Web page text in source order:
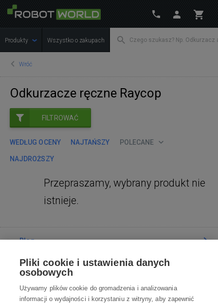
Produkty Wszystko o zakupach
Wróć
Odkurzacze ręczne Raycop
FILTROWAĆ
WEDŁUG OCENY NAJTAŃSZY POLECANE
NAJDROŻSZY
Przepraszamy, wybrany produkt nie
istnieje.
Blog
Poradnia
Wszystko o zakupach
Pliki cookie i ustawienia danych
osobowych
Używamy plików cookie do gromadzenia i analizowania
informacji o wydajności i korzystaniu z witryny, aby zapewnić